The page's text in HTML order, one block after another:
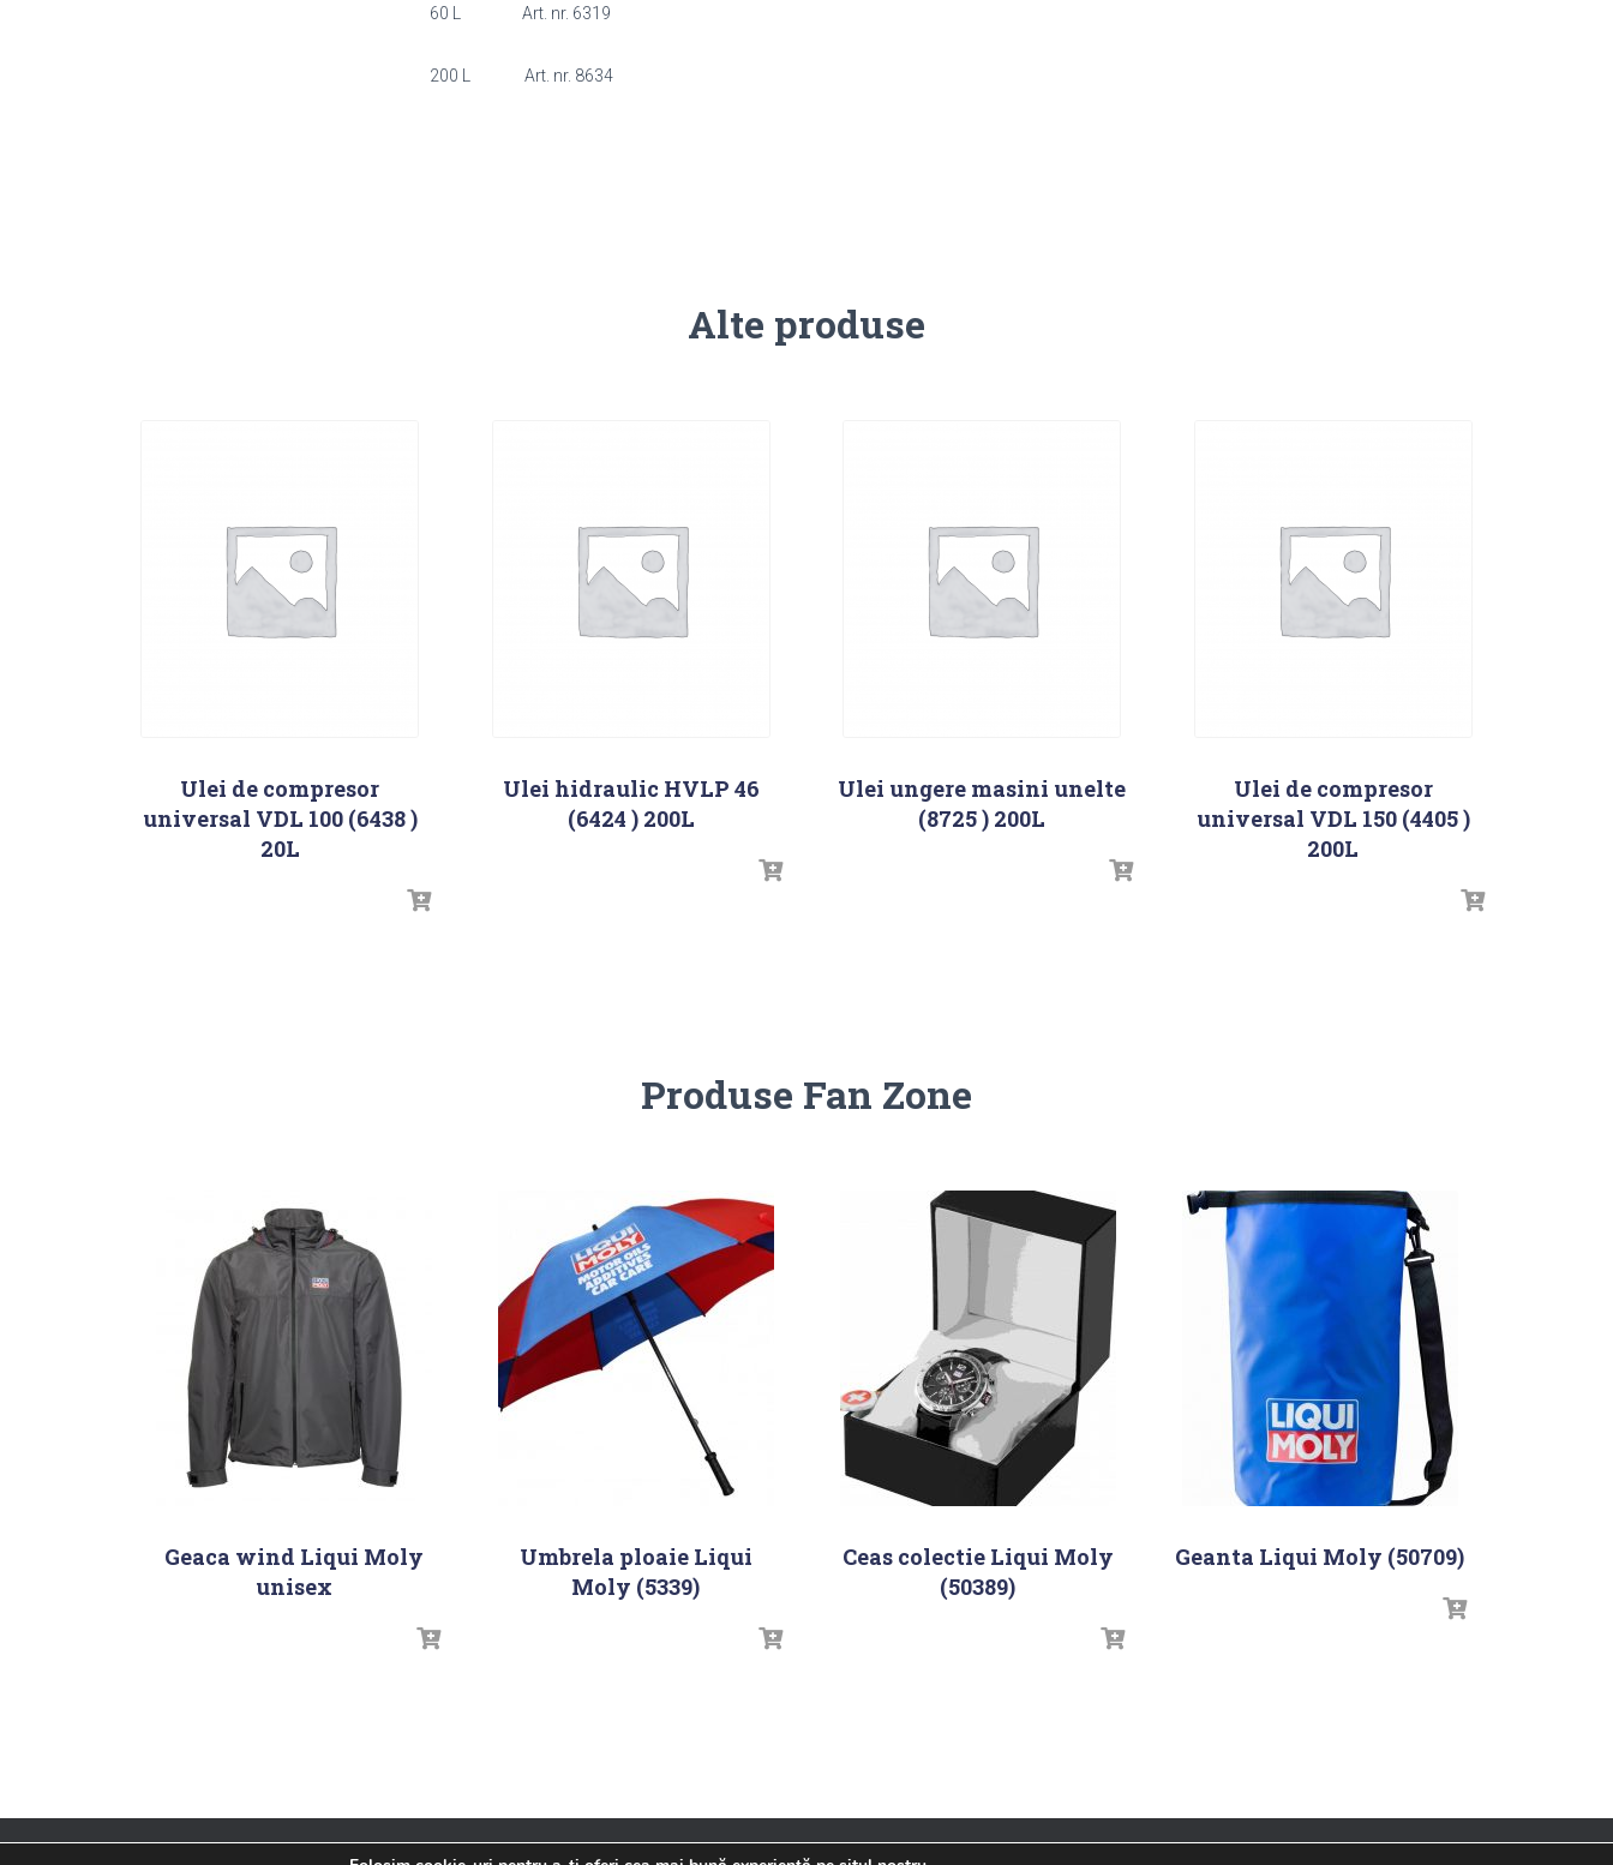
60 L Art. nr. 6319
200 L Art. nr. 8634
Alte produse
Ulei de compresor
universal VDL 100 (6438 )
20L
Ulei hidraulic HVLP 46
(6424 ) 200L
Ulei ungere masini unelte
(8725 ) 200L
Ulei de compresor
universal VDL 150 (4405 )
200L
Produse Fan Zone
Geaca wind Liqui Moly
unisex
Umbrela ploaie Liqui
Moly (5339)
Ceas colectie Liqui Moly
(50389)
Geanta Liqui Moly (50709)